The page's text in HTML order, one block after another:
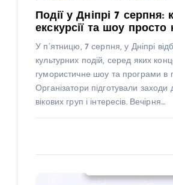
Події у Дніпрі 7 серпня:
екскурсії та шоу просто
У п’ятницю, 7 серпня, у Дніпрі
культурних подій, серед яких
гумористичне шоу та програми в
Організатори підготували заходи
вікових груп і інтересів. Вечірня…